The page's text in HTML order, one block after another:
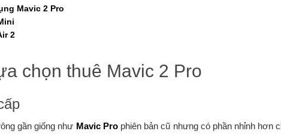
Mavic 2 Pro
2
chọn thuê Mavic 2 Pro
gần giống như Mavic Prophiên bản cũ nhưng có phần nhỉnh hơn